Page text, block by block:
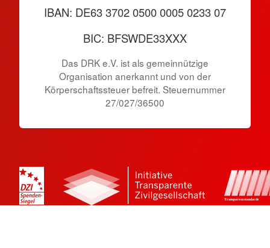
IBAN: DE63 3702 0500 0005 0233 07
BIC: BFSWDE33XXX
Das DRK e.V. ist als gemeinnützige
Organisation anerkannt und von der
Körperschaftssteuer befreit. Steuernummer
27/027/36500